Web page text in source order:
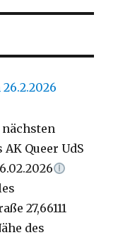
Queer UdS
27,66111
des